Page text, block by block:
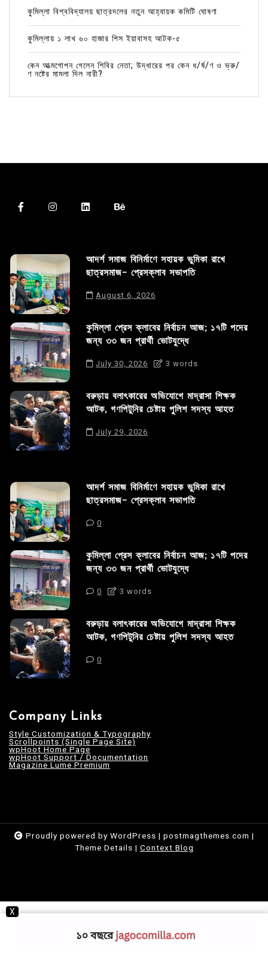
কুমিল্লা বিশ্ববিদ্যালয় ছাত্রদলের নতুন আহ্বায়ক কমিটি ঘোষণা
কুমিল্লায় ১ লাখ ৬০ হাজার পিস ইয়াবাসহ আটক-৫
কেন আত্মগোপন গেলেন শিবির নেতা; উদ্ধারের পর কেন ধ/র্ষ/ণ ও ভ্রু/
ণ নষ্টের মামলা দিল নারী?
আদর্শ সমাজ বিনির্মাণে সহায়ক ভুমিকা রাখে
ছাত্রসমাজ- প্রেসক্লাব সভাপতি
August 6, 2026
কুমিল্লা প্রেস ক্লাবের নির্বাচন আজ; ১৭টি পদের
জন্য ৩৩ জন প্রার্থী ভোটযুদ্ধে
July 30, 2026 3 words
বরুড়ায় বলাৎকারের অভিযোগে মাদ্রাসা শিক্ষক
আটক, গণপিটুনির চেষ্টায় পুলিশ সদস্য আহত
July 29, 2026
আদর্শ সমাজ বিনির্মাণে সহায়ক ভুমিকা রাখে
ছাত্রসমাজ- প্রেসক্লাব সভাপতি
0
কুমিল্লা প্রেস ক্লাবের নির্বাচন আজ; ১৭টি পদের
জন্য ৩৩ জন প্রার্থী ভোটযুদ্ধে
0 3 words
বরুড়ায় বলাৎকারের অভিযোগে মাদ্রাসা শিক্ষক
আটক, গণপিটুনির চেষ্টায় পুলিশ সদস্য আহত
0
Company Links
Style Customization & Typography
Scrollpoints (Single Page Site)
wpHoot Home Page
wpHoot Support / Documentation
Magazine Lume Premium
Proudly powered by WordPress | postmagthemes.com |
Theme Details | Context Blog
X